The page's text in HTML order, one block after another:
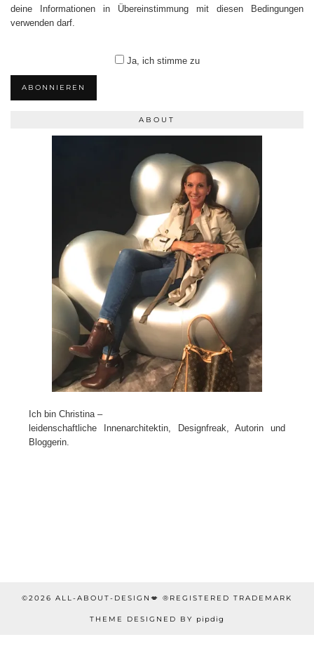
deine Informationen in Übereinstimmung mit diesen Bedingungen
verwenden darf.
Ja, ich stimme zu
ABONNIEREN
ABOUT
Ich bin Christina –
leidenschaftliche Innenarchitektin, Designfreak, Autorin und
Bloggerin.
©2026 ALL-ABOUT-DESIGN💋 ®REGISTERED TRADEMARK
THEME DESIGNED BY pipdig